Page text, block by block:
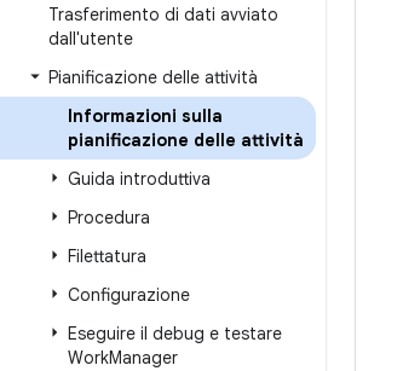
Trasferimento di dati avviato
dall'utente
Pianificazione delle attività
Informazioni sulla
pianificazione delle attività
Guida introduttiva
Procedura
Filettatura
Configurazione
Eseguire il debug e testare
WorkManager